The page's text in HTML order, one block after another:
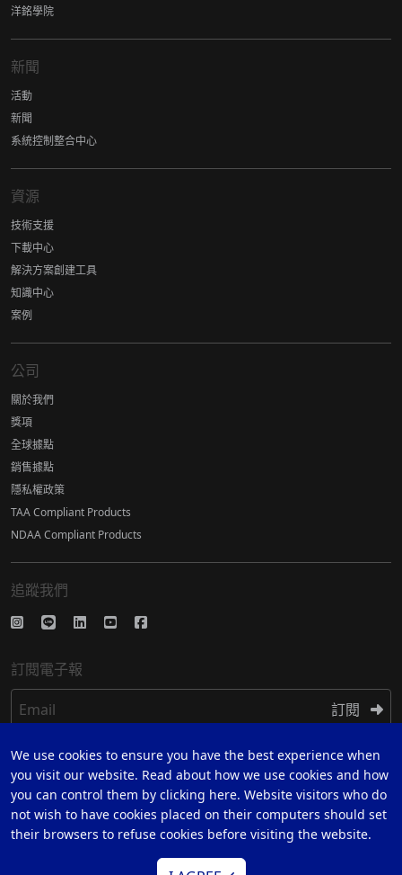
洋銘學院
新聞
活動
新聞
系統控制整合中心
資源
技術支援
下載中心
解決方案創建工具
知識中心
案例
公司
關於我們
獎項
全球據點
銷售據點
隱私權政策
TAA Compliant Products
NDAA Compliant Products
追蹤我們
訂閱電子報
Email 訂閱
註冊
註冊 5 年保固
We use cookies to ensure you have the best experience when
you visit our website. Read about how we use cookies and how
you can control them by clicking here. Website visitors who do
not wish to have cookies placed on their computers should set
their browsers to refuse cookies before visiting the website.